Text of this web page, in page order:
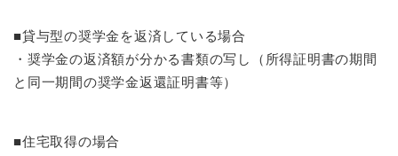
■貸与型の奨学金を返済している場合
・奨学金の返済額が分かる書類の写し（所得証明書の期間
と同一期間の奨学金返還証明書等）
■住宅取得の場合